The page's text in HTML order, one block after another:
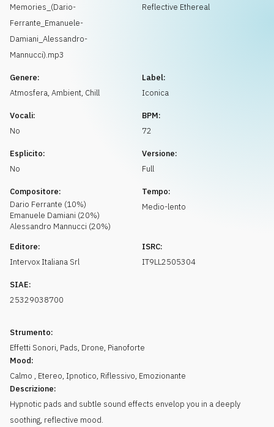
Info
Richiedi musica
Memories_(Dario-
Ferrante_Emanuele-
Damiani_Alessandro-
Mannucci).mp3
Reflective Ethereal
Genere:
Atmosfera, Ambient, Chill
Label:
Iconica
Vocali:
No
BPM:
72
Esplicito:
No
Versione:
Full
Compositore:
Dario Ferrante (10%)
Emanuele Damiani (20%)
Alessandro Mannucci (20%)
Tempo:
Medio-lento
Editore:
Intervox Italiana Srl
ISRC:
IT9LL2505304
SIAE:
25329038700
Strumento:
Effetti Sonori, Pads, Drone, Pianoforte
Mood:
Calmo , Etereo, Ipnotico, Riflessivo, Emozionante
Descrizione:
Hypnotic pads and subtle sound effects envelop you in a deeply
soothing, reflective mood.